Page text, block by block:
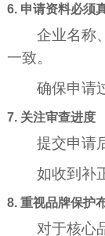
6. 申请资料必须
企业名称
一致。
确保申请
7. 关注审查进度
提交申请
如收到补
8. 重视品牌保护
对于核心